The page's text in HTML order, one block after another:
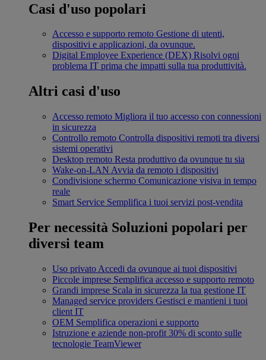
Casi d'uso popolari
Accesso e supporto remoto Gestione di utenti,
dispositivi e applicazioni, da ovunque.
Digital Employee Experience (DEX) Risolvi ogni
problema IT prima che impatti sulla tua produttività.
Altri casi d'uso
Accesso remoto Migliora il tuo accesso con connessioni
in sicurezza
Controllo remoto Controlla dispositivi remoti tra diversi
sistemi operativi
Desktop remoto Resta produttivo da ovunque tu sia
Wake-on-LAN Avvia da remoto i dispositivi
Condivisione schermo Comunicazione visiva in tempo
reale
Smart Service Semplifica i tuoi servizi post-vendita
Per necessità Soluzioni popolari per
diversi team
Uso privato Accedi da ovunque ai tuoi dispositivi
Piccole imprese Semplifica accesso e supporto remoto
Grandi imprese Scala in sicurezza la tua gestione IT
Managed service providers Gestisci e mantieni i tuoi
client IT
OEM Semplifica operazioni e supporto
Istruzione e aziende non-profit 30% di sconto sulle
tecnologie TeamViewer